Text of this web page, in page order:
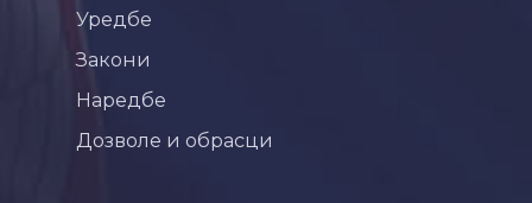
Уредбе
Закони
Наредбе
Дозволе и обрасци